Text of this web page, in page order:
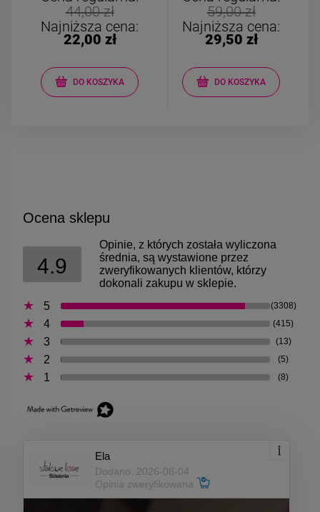
44,00 zł
Najniższa cena:
22,00 zł
DO KOSZYKA
59,00 zł
Najniższa cena:
29,50 zł
DO KOSZYKA
Ocena sklepu
4.9
Opinie, z których została wyliczona
średnia, są wystawione przez
zweryfikowanych klientów, którzy
dokonali zakupu w sklepie.
5
(3308)
4 (415)
3 (13)
2 (5)
1 (8)
Ela
Dodano: 2026-08-04
Opinia zweryfikowana